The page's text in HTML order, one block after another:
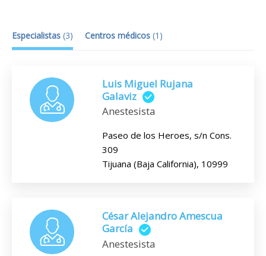
Especialistas (3) Centros médicos (1 )
Luis Miguel Rujana
Galaviz
Anestesista
Paseo de los Heroes, s/n Cons.
309
Tijuana (Baja California), 10999
César Alejandro Amescua
García
Anestesista